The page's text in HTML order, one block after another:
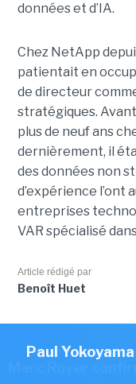
Romain
Marc Royer
données et d’IA.
Chez NetApp
patientait en
de directeur
stratégiques.
plus de neuf ans
dernièrement, il
des données non
d’expérience l’ont
entreprises
VAR spécialisé
Article rédigé par
Benoît Huet
Cet
Paul